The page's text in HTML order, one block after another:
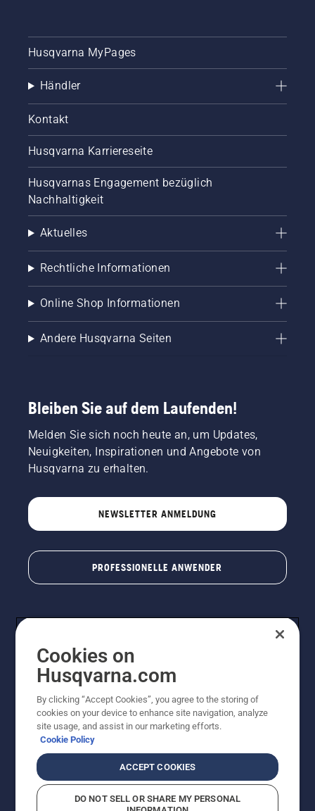
Husqvarna MyPages
Händler
Kontakt
Husqvarna Karriereseite
Husqvarnas Engagement bezüglich
Nachhaltigkeit
Aktuelles
Rechtliche Informationen
Online Shop Informationen
Andere Husqvarna Seiten
Bleiben Sie auf dem Laufenden!
Melden Sie sich noch heute an, um Updates,
Neuigkeiten, Inspirationen und Angebote von
Husqvarna zu erhalten.
NEWSLETTER ANMELDUNG
PROFESSIONELLE ANWENDER
© Husqvarna AB (publ). Alle Rechte vorbehalten. Bei
den Preisangaben handelt es sich um unverbindliche
Preisempfehlungen in Euro inkl. der gesetzlichen
Preisempfehlungen (inkl. MwSt), es sei denn sie sind für
den direkten Kauf verfügbar.
Cookie-RichtlinieNutzungsbedingungen Datenschutzerklärung
Cookies on
Husqvarna.com
By clicking “Accept Cookies”, you agree to the storing of
cookies on your device to enhance site navigation, analyze
site usage, and assist in our marketing efforts.
Cookie Policy
ACCEPT COOKIES
DO NOT SELL OR SHARE MY PERSONAL